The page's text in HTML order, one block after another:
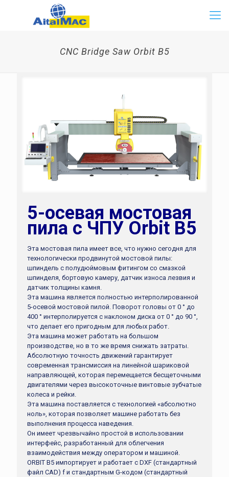
CNC Bridge Saw Orbit B5
5-осевая мостовая
пила с ЧПУ Orbit B5
Эта мостовая пила имеет все, что нужно сегодня для
технологически продвинутой мостовой пилы:
шпиндель с полудюймовым фитингом со смазкой
шпинделя, бортовую камеру, датчик износа лезвия и
датчик толщины камня.
Эта машина является полностью интерполированной
5-осевой мостовой пилой. Поворот головы от 0 ° до
400 ° интерполируется с наклоном диска от 0 ° до 90 °,
что делает его пригодным для любых работ.
Эта машина может работать на большом
производстве, но в то же время снижать затраты.
Абсолютную точность движений гарантирует
современная трансмиссия на линейной шариковой
направляющей, которая перемещается бесщеточными
двигателями через высокоточные винтовые зубчатые
колеса и рейки.
Эта машина поставляется с технологией «абсолютно
ноль», которая позволяет машине работать без
выполнения процесса наведения.
Он имеет чрезвычайно простой в использовании
интерфейс, разработанный для облегчения
взаимодействия между оператором и машиной.
ORBIT B5 импортирует и работает с DXF (стандартный
файл CAD) f и стандартным G-кодом (стандартный